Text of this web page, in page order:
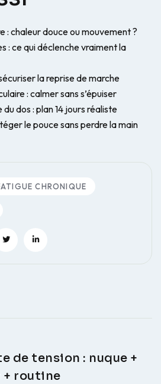
: chaleur douce ou mouvement ?
: ce qui déclenche vraiment la
la reprise de marche
: calmer sans s’épuiser
dos : plan 14 jours réaliste
le pouce sans perdre la main
CHRONIQUE
de tension : nuque +
routine